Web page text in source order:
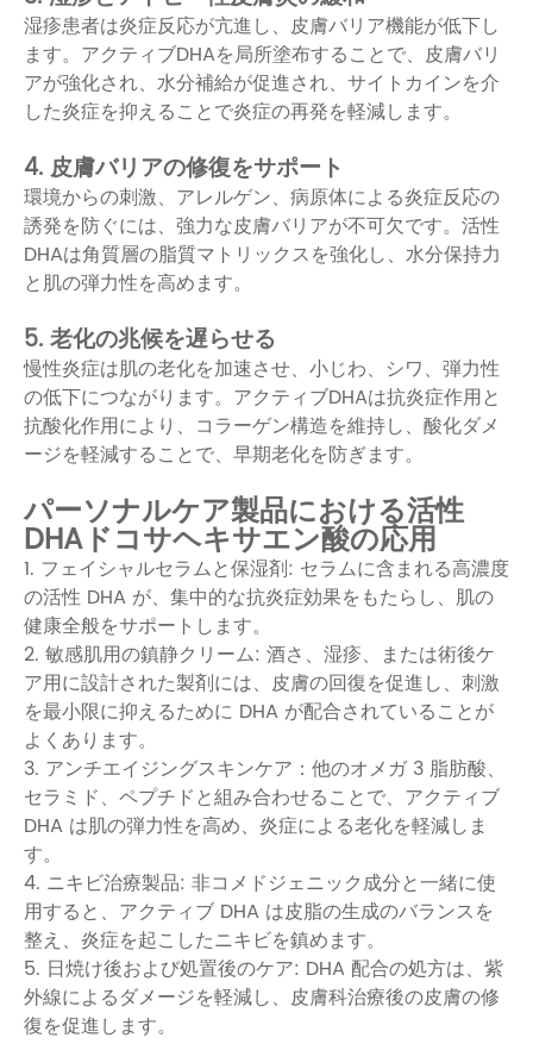
湿疹患者は炎症反応が亢進し、皮膚バリア機能が低下し
ます。アクティブDHAを局所塗布することで、皮膚バリ
アが強化され、水分補給が促進され、サイトカインを介
した炎症を抑えることで炎症の再発を軽減します。
4. 皮膚バリアの修復をサポート
環境からの刺激、アレルゲン、病原体による炎症反応の
誘発を防ぐには、強力な皮膚バリアが不可欠です。活性
DHAは角質層の脂質マトリックスを強化し、水分保持力
と肌の弾力性を高めます。
5. 老化の兆候を遅らせる
慢性炎症は肌の老化を加速させ、小じわ、シワ、弾力性
の低下につながります。アクティブDHAは抗炎症作用と
抗酸化作用により、コラーゲン構造を維持し、酸化ダメ
ージを軽減することで、早期老化を防ぎます。
パーソナルケア製品における活性
DHAドコサヘキサエン酸の応用
1. フェイシャルセラムと保湿剤: セラムに含まれる高濃度
の活性 DHA が、集中的な抗炎症効果をもたらし、肌の
健康全般をサポートします。
2. 敏感肌用の鎮静クリーム: 酒さ、湿疹、または術後ケ
ア用に設計された製剤には、皮膚の回復を促進し、刺激
を最小限に抑えるために DHA が配合されていることが
よくあります。
3. アンチエイジングスキンケア：他のオメガ 3 脂肪酸、
セラミド、ペプチドと組み合わせることで、アクティブ
DHA は肌の弾力性を高め、炎症による老化を軽減しま
す。
4. ニキビ治療製品: 非コメドジェニック成分と一緒に使
用すると、アクティブ DHA は皮脂の生成のバランスを
整え、炎症を起こしたニキビを鎮めます。
5. 日焼け後および処置後のケア: DHA 配合の処方は、紫
外線によるダメージを軽減し、皮膚科治療後の皮膚の修
復を促進します。